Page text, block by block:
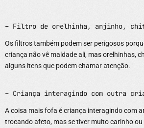
– Filtro de orelhinha, anjinho,
Os filtros também podem ser perigosos
criança não vê maldade ali, mas orelhinhas,
alguns itens que podem chamar atenção.
– Criança interagindo com outra
A coisa mais fofa é criança interagindo com
trocando afeto, mas se tiver muito carinho ou